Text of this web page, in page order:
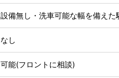
設備無し・洗車可能な幅を備えた
なし
可能(フロントに相談)